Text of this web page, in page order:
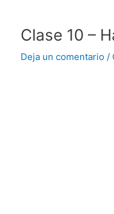
Clase 10 –
Deja un comentario /